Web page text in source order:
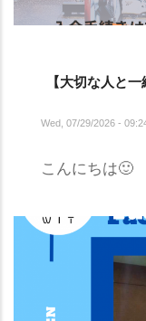
【大切な人と
Wed, 07/29/2026 -
こんにちは🙂